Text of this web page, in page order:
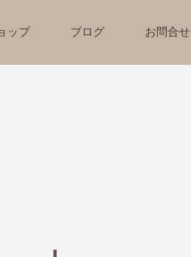
ップ ブログ お問合せ